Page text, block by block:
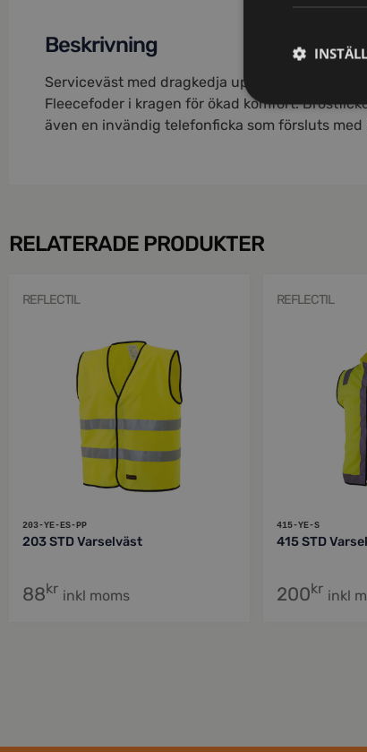
Beskrivning
Serviceväst med dragkedja upp i kragen
Fleecefoder i kragen för ökad komfort.
även en invändig telefonficka som försluts
RELATERADE PRODUKTER
REFLECTIL
203-YE-ES-PP
203 STD Varselväst
88kr inkl moms
REFLECTIL
415-YE-S
415 STD
200kr inkl